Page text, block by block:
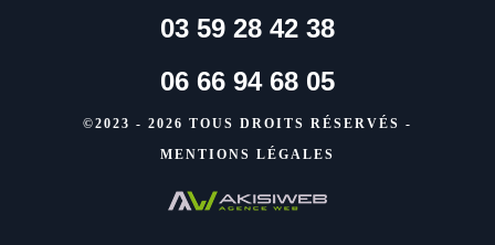
03 59 28 42 38
06 66 94 68 05
©2023 - 2026 TOUS DROITS RÉSERVÉS -
MENTIONS LÉGALES